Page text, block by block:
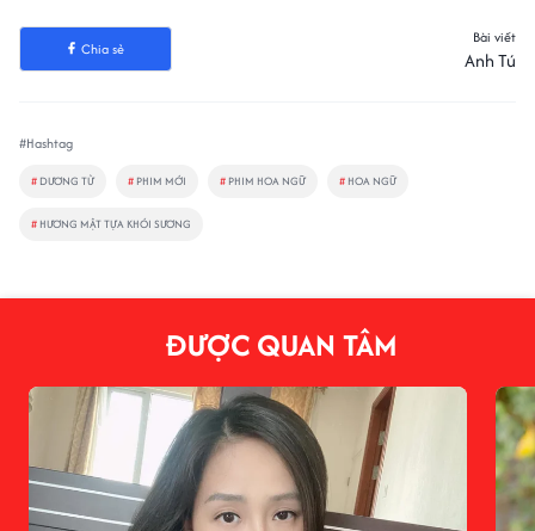
Chia sẻ
Bài viết
Anh Tú
#Hashtag
# DƯƠNG TỬ # PHIM MỚI # PHIM HOA NGỮ # HOA NGỮ
# HƯƠNG MẬT TỰA KHÓI SƯƠNG
ĐƯỢC QUAN TÂM